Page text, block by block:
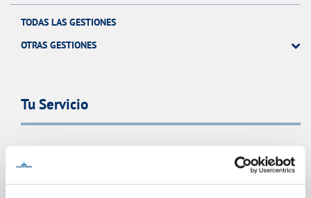
TODAS LAS GESTIONES
OTRAS GESTIONES
Tu Servicio